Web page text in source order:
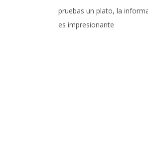
pruebas un plato, la
es impresionante